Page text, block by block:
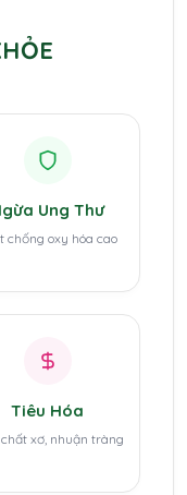
Ung Thư
chống oxy hóa cao
Tiêu Hóa
xơ, nhuận tràng